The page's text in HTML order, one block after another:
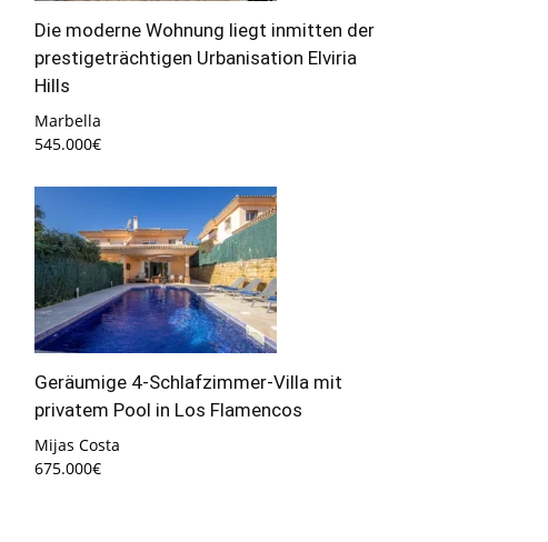
Die moderne Wohnung liegt inmitten der
prestigeträchtigen Urbanisation Elviria
Hills
Marbella
545.000€
Geräumige 4-Schlafzimmer-Villa mit
privatem Pool in Los Flamencos
Mijas Costa
675.000€